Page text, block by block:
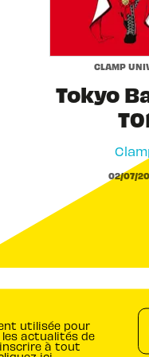
CLAMP
Tokyo
02/07/
utilisée pour
actualités de
à tout